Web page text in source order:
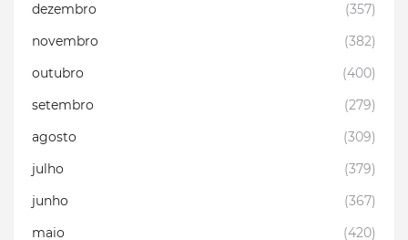
dezembro
(357)
novembro
(382)
outubro
(400)
setembro
(279)
agosto
(309)
julho
(379)
junho
(367)
maio
(420)